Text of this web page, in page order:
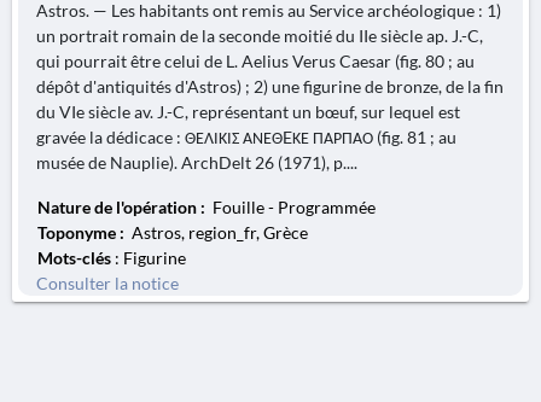
Astros. — Les habitants ont remis au Service archéologique : 1)
un portrait romain de la seconde moitié du IIe siècle ap. J.-C,
qui pourrait être celui de L. Aelius Verus Caesar (fig. 80 ; au
dépôt d'antiquités d'Astros) ; 2) une figurine de bronze, de la fin
du VIe siècle av. J.-C, représentant un bœuf, sur lequel est
gravée la dédicace : ΘΕΛΙΚΙΣ ΑΝΕΘEΚΕ ΠΑΡΠΑΟ (fig. 81 ; au
musée de Nauplie). ArchDelt 26 (1971), p....
Nature de l'opération : Fouille - Programmée
Toponyme : Astros, region_fr, Grèce
Mots-clés : Figurine
Consulter la notice